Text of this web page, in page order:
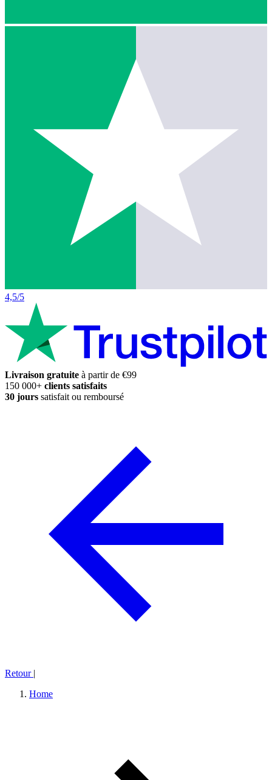
4,5/5
Livraison gratuite à partir de €99
150 000+ clients satisfaits
30 jours satisfait ou remboursé
Retour |
Home